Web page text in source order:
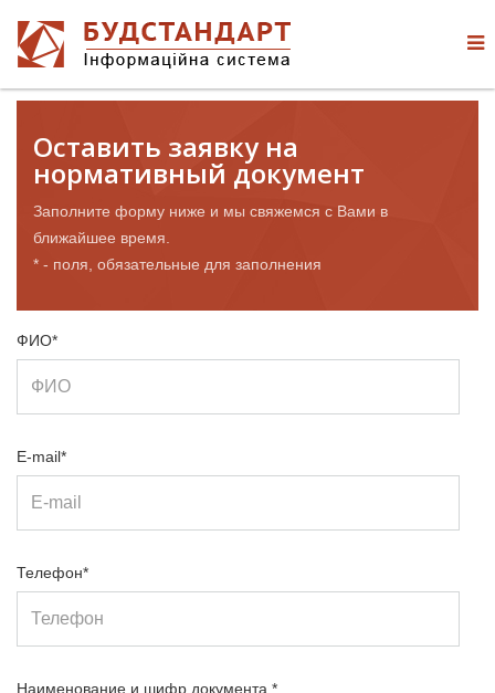
Оставить заявку на
нормативный документ
Заполните форму ниже и мы свяжемся с Вами в
ближайшее время.
* - поля, обязательные для заполнения
ФИО*
E-mail*
Телефон*
Наименование и шифр документа *